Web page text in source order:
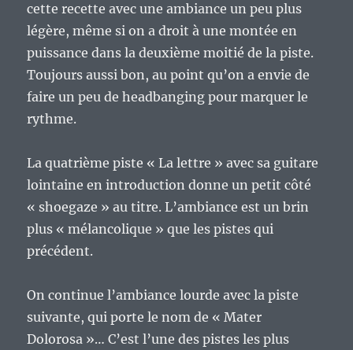
cette recette avec une ambiance un peu plus
légère, même si on a droit à une montée en
puissance dans la deuxième moitié de la piste.
Toujours aussi bon, au point qu’on a envie de
faire un peu de headbanging pour marquer le
rythme.
La quatrième piste « La lettre » avec sa guitare
lointaine en introduction donne un petit côté
« shoegaze » au titre. L’ambiance est un brin
plus « mélancolique » que les pistes qui
précédent.
On continue l’ambiance lourde avec la piste
suivante, qui porte le nom de « Mater
Dolorosa »… C’est l’une des pistes les plus